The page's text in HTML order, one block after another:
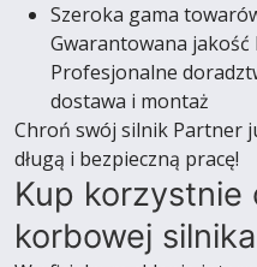
Szeroka gama
Gwarantowana jakość
Profesjonalne
dostawa i montaż
Chroń swój silnik Partner
długą i bezpieczną pracę!
Kup korzystnie
korbowej silnika